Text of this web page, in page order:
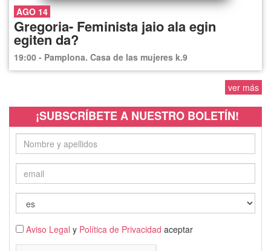
AGO 14
Gregoria- Feminista jaio ala egin
egiten da?
19:00 - Pamplona. Casa de las mujeres k.9
ver más
¡SUBSCRÍBETE A NUESTRO BOLETÍN!
Aviso Legal y Política de Privacidad aceptar